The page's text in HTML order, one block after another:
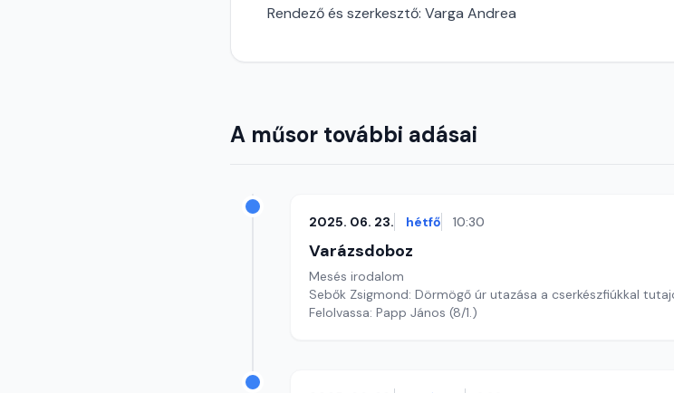
Rendező és szerkesztő: Varga Andrea
A műsor további adásai
2025. 06. 23. hétfő 10:30
Varázsdoboz
Mesés irodalom
Sebők Zsigmond: Dörmögő úr utazása a cserkészfiúkkal
Felolvassa: Papp János (8/1.)